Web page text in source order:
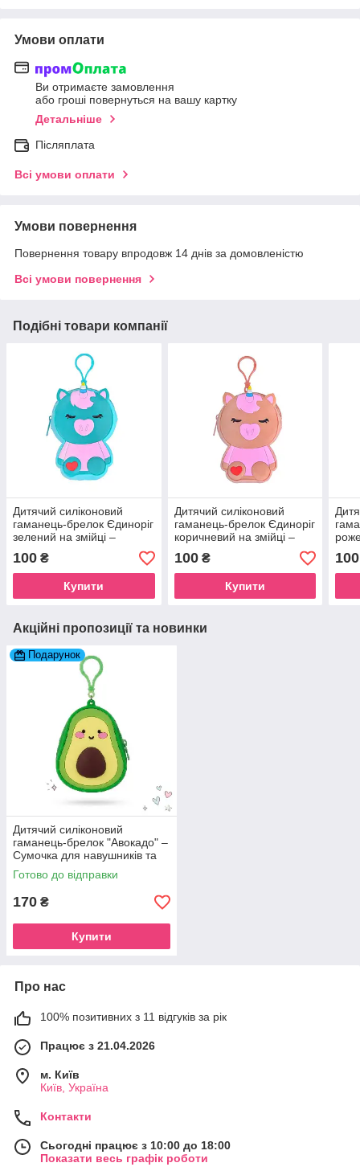
Умови оплати
Ви отримаєте замовлення
або гроші повернуться на вашу картку
Детальніше
Післяплата
Всі умови оплати
Умови повернення
Повернення товару впродовж 14 днів за домовленістю
Всі умови повернення
Подібні товари компанії
Дитячий силіконовий
гаманець-брелок Єдиноріг
зелений на змійці –
Сумочка для навушників
та грошей на рюкзак
100 ₴
Купити
Дитячий силіконовий
гаманець-брелок Єдиноріг
коричневий на змійці –
Сумочка для навушників
та грошей на рюкзак
100₴
Купити
та
100
Акційні пропозиції та новинки
Подарунок
Дитячий силіконовий
гаманець-брелок "Авокадо" –
Сумочка для навушників та
грошей на рюкзак
Готово до відправки
170 ₴
Купити
Про нас
100% позитивних з 11 відгуків за рік
Працює з 21.04.2026
м. Київ
Київ, Україна
Контакти
Сьогодні працює з 10:00 до 18:00
Показати весь графік роботи